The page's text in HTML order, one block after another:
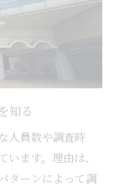
調査の進め方
るためのコツ
い対応ポイン
める浮気調査
する方法
の契約の流れ
知る
人員数や調査時
ます。理由は、
ターンによって調